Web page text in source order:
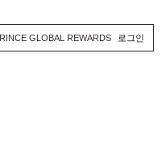
GLOBAL REWARDS 로그인